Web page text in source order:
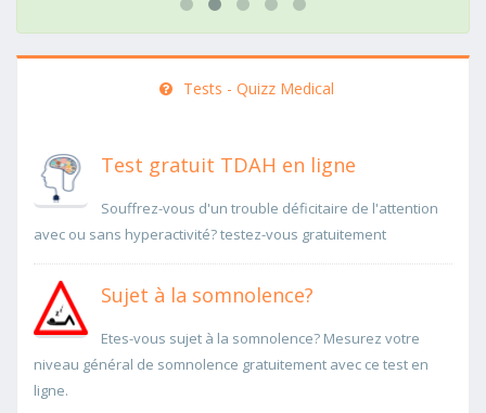
Tests - Quizz Medical
Test gratuit TDAH en ligne
Souffrez-vous d'un trouble déficitaire de l'attention
avec ou sans hyperactivité? testez-vous gratuitement
Sujet à la somnolence?
Etes-vous sujet à la somnolence? Mesurez votre
niveau général de somnolence gratuitement avec ce test en
ligne.